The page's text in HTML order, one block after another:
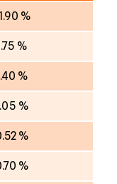
%
%
%
%
%
%